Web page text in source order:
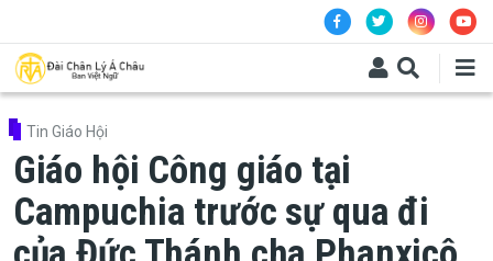
Tin Giáo Hội
Giáo hội Công giáo tại
Campuchia trước sự qua đi